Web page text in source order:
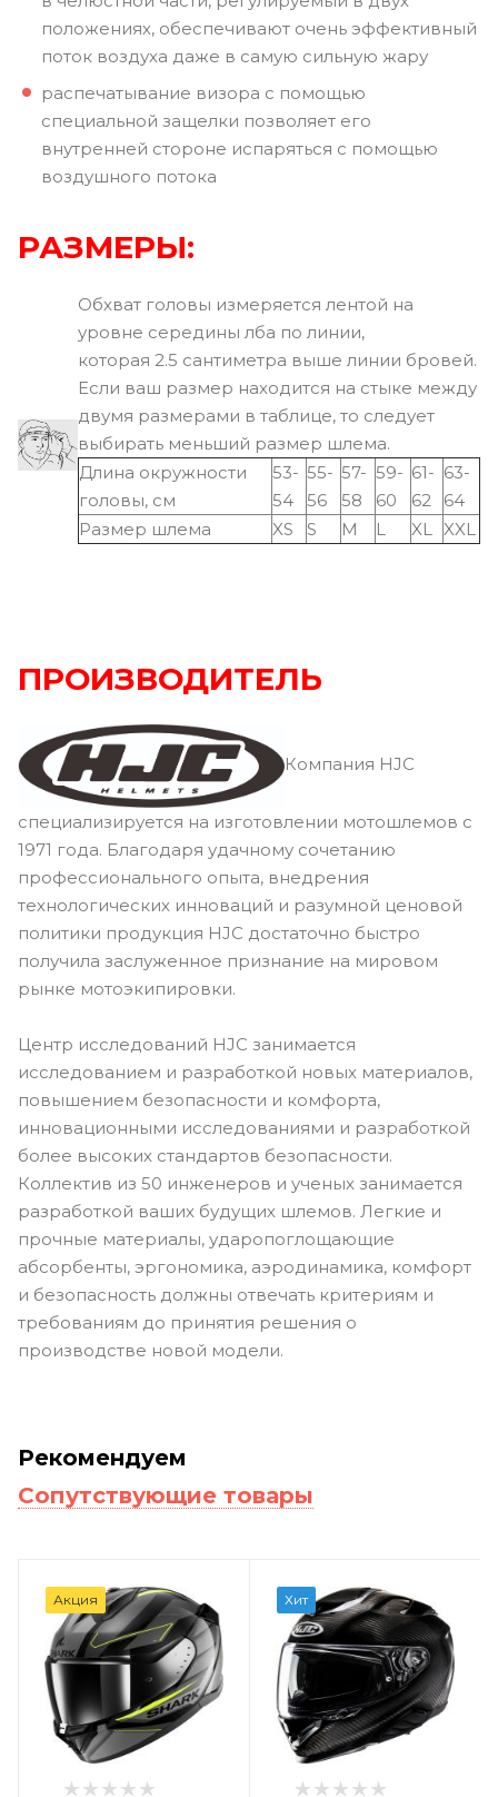
положениях, обеспечивают очень эффективный
поток воздуха даже в самую сильную жару
распечатывание визора с помощью
специальной защелки позволяет его
внутренней стороне испаряться с помощью
воздушного потока
РАЗМЕРЫ:
Обхват головы измеряется лентой на
уровне середины лба по линии,
которая 2.5 сантиметра выше линии бровей.
Если ваш размер находится на стыке между
двумя размерами в таблице, то следует
выбирать меньший размер шлема.
Длина окружности
головы, см
53-
54
55-
56
57-
58
59-
60
61-
62
63-
64
Размер шлема
XS S M L XL XXL
ПРОИЗВОДИТЕЛЬ
Компания HJC
специализируется на изготовлении мотошлемов с
1971 года. Благодаря удачному сочетанию
профессионального опыта, внедрения
технологических инноваций и разумной ценовой
политики продукция HJC достаточно быстро
получила заслуженное признание на мировом
рынке мотоэкипировки.
Центр исследований HJC занимается
исследованием и разработкой новых материалов,
повышением безопасности и комфорта,
инновационными исследованиями и разработкой
более высоких стандартов безопасности.
Коллектив из 50 инженеров и ученых занимается
разработкой ваших будущих шлемов. Легкие и
прочные материалы, ударопоглощающие
абсорбенты, эргономика, аэродинамика, комфорт
и безопасность должны отвечать критериям и
требованиям до принятия решения о
производстве новой модели.
Рекомендуем
Сопутствующие товары
Акция Хит